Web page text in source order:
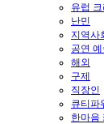
유럽
난민
지역사
공연 예
해외
구제
직장인
큐티파
한마음